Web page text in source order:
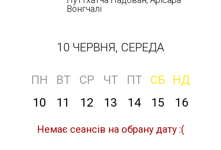
Вонгчалі
10 ЧЕРВНЯ, СЕРЕДА
ПН ВТ СР ЧТ ПТ СБ
НД
10
11 12 13 14 15 16
Немає сеансів на обрану дату :(